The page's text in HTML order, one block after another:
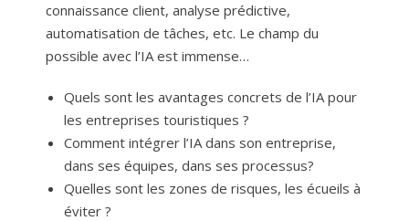
connaissance client, analyse prédictive,
automatisation de tâches, etc. Le champ du
possible avec l’IA est immense…
Quels sont les avantages concrets de l’IA pour
les entreprises touristiques ?
Comment intégrer l’IA dans son entreprise,
dans ses équipes, dans ses processus?
Quelles sont les zones de risques, les écueils à
éviter ?